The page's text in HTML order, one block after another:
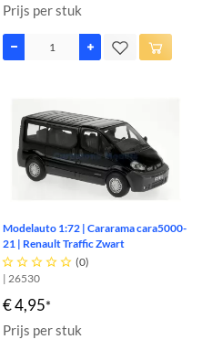
Prijs per stuk
Modelauto 1:72 | Cararama cara5000-
21 | Renault Traffic Zwart
     (0)
| 26530
€ 4,95*
Prijs per stuk